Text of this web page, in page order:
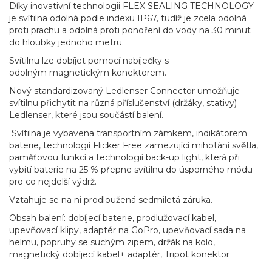
Díky inovativní technologii FLEX SEALING TECHNOLOGY
je svítilna odolná podle indexu IP67, tudíž je zcela odolná
proti prachu a odolná proti ponoření do vody na 30 minut
do hloubky jednoho metru.
Svítilnu lze dobíjet pomocí nabíječky s
odolným magnetickým konektorem.
Nový standardizovaný Ledlenser Connector umožňuje
svítilnu přichytit na různá příslušenství (držáky, stativy)
Ledlenser, které jsou součástí balení.
Svítilna je vybavena transportním zámkem, indikátorem
baterie, technologií Flicker Free zamezující mihotání světla,
paměťovou funkcí a technologií back-up light, která při
vybití baterie na 25 % přepne svítilnu do úsporného módu
pro co nejdelší výdrž.
Vztahuje se na ni prodloužená sedmiletá záruka.
Obsah balení: dobíjecí baterie, prodlužovací kabel,
upevňovací klipy, adaptér na GoPro, upevňovací sada na
helmu, popruhy se suchým zipem, držák na kolo,
magnetický dobíjecí kabel+ adaptér, Tripot konektor